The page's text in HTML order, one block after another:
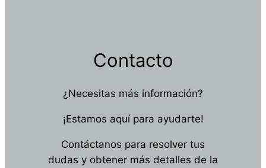
Contacto
¿Necesitas más información?
¡Estamos aquí para ayudarte!
Contáctanos para resolver tus
dudas y obtener más detalles de la